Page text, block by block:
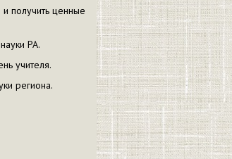
получить ценные
РА.
учителя.
региона.